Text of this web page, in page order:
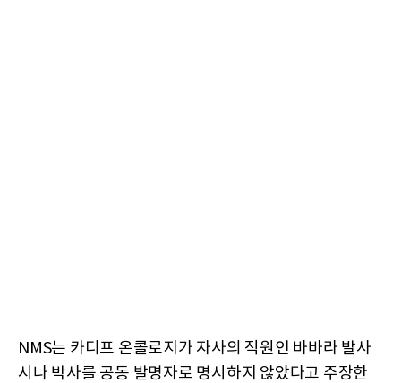
NMS는 카디프 온콜로지가 자사의 직원인 바바라 발사
시나 박사를 공동 발명자로 명시하지 않았다고 주장한